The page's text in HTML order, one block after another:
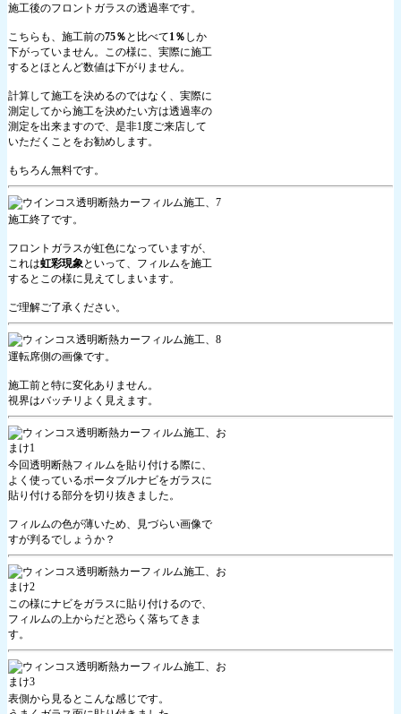
施工後のフロントガラスの透過率です。
こちらも、施工前の75％ と比べて1％ しか
下がっていません。この様に、実際に施工
するとほとんど数値は下がりません。
計算して施工を決めるのではなく、実際に
測定してから施工を決めたい方は透過率の
測定を出来ますので、是非1度ご来店して
いただくことをお勧めします。
もちろん無料です。
施工終了です。
フロントガラスが虹色になっていますが、
これは虹彩現象といって、フィルムを施工
するとこの様に見えてしまいます。
ご理解ご了承ください。
運転席側の画像です。
施工前と特に変化ありません。
視界はバッチリよく見えます。
今回透明断熱フィルムを貼り付ける際に、
よく使っているポータブルナビをガラスに
貼り付ける部分を切り抜きました。
フィルムの色が薄いため、見づらい画像で
すが判るでしょうか？
この様にナビをガラスに貼り付けるので、
フィルムの上からだと恐らく落ちてきま
す。
表側から見るとこんな感じです。